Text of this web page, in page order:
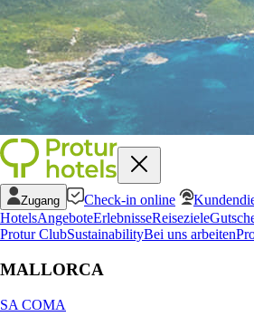
Zugang Check-in online
HotelsAngeboteErlebnisseReiseziele
Protur ClubSustainabilityBei uns arbeiten
MALLORCA
SA COMA